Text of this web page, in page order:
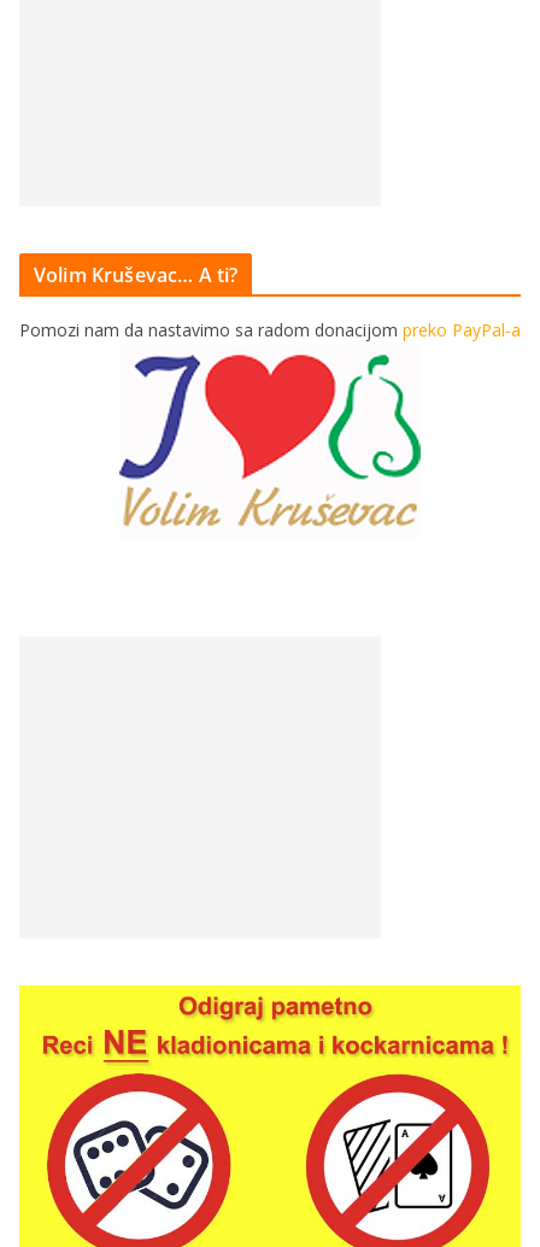
Volim Kruševac… A ti?
Pomozi nam da nastavimo sa radom donacijom preko PayPal-a